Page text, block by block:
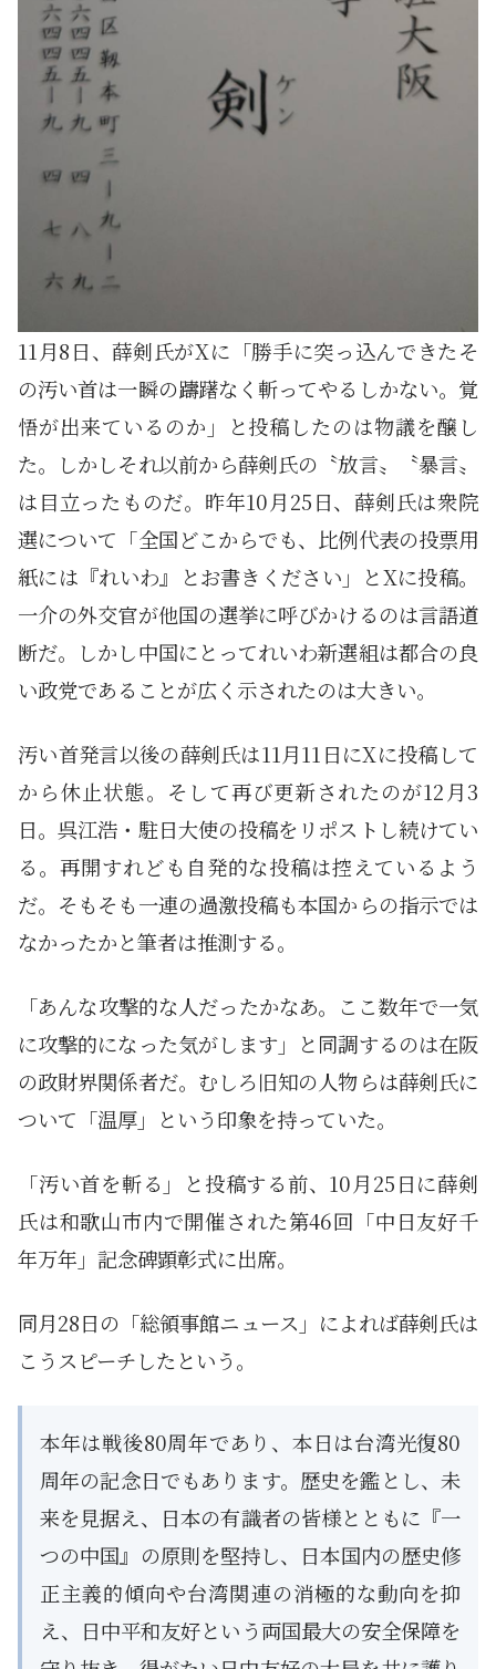
11月8日、薛剣氏がXに「勝手に突っ込んできたそ
の汚い首は一瞬の躊躇なく斬ってやるしかない。覚
悟が出来ているのか」と投稿したのは物議を醸し
た。しかしそれ以前から薛剣氏の〝放言〟〝暴言〟
は目立ったものだ。昨年10月25日、薛剣氏は衆院
選について「全国どこからでも、比例代表の投票用
紙には『れいわ』とお書きください」とXに投稿。
一介の外交官が他国の選挙に呼びかけるのは言語道
断だ。しかし中国にとってれいわ新選組は都合の良
い政党であることが広く示されたのは大きい。
汚い首発言以後の薛剣氏は11月11日にXに投稿して
から休止状態。そして再び更新されたのが12月3
日。呉江浩・駐日大使の投稿をリポストし続けてい
る。再開すれども自発的な投稿は控えているよう
だ。そもそも一連の過激投稿も本国からの指示では
なかったかと筆者は推測する。
「あんな攻撃的な人だったかなあ。ここ数年で一気
に攻撃的になった気がします」と同調するのは在阪
の政財界関係者だ。むしろ旧知の人物らは薛剣氏に
ついて「温厚」という印象を持っていた。
「汚い首を斬る」と投稿する前、10月25日に薛剣
氏は和歌山市内で開催された第46回「中日友好千
年万年」記念碑顕彰式に出席。
同月28日の「総領事館ニュース」によれば薛剣氏は
こうスピーチしたという。
本年は戦後80周年であり、本日は台湾光復80
周年の記念日でもあります。歴史を鑑とし、未
来を見据え、日本の有識者の皆様とともに『一
つの中国』の原則を堅持し、日本国内の歴史修
正主義的傾向や台湾関連の消極的な動向を抑
え、日中平和友好という両国最大の安全保障を